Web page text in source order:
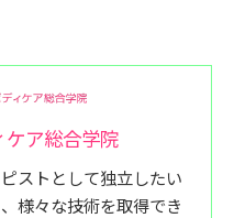
ケア総合学院
ストとして独立したい
様々な技術を取得でき